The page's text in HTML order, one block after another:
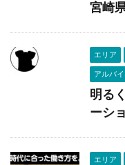
宮崎
エリア
アルバ
明る
ーシ
エリア